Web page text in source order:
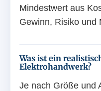
Mindestwert aus
Gewinn, Risiko und
Was ist ein
Elektrohandwerk?
Je nach Größe und